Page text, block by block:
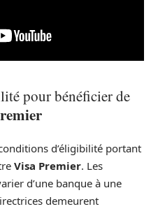
pour bénéficier de
d’éligibilité portant
Visa Premier. Les
d’une banque à une
demeurent